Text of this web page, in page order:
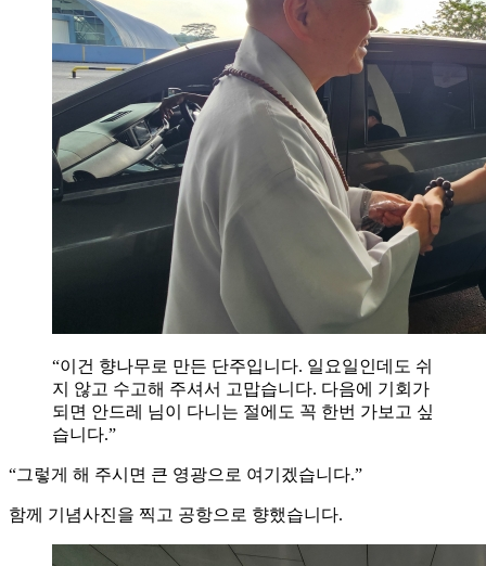
“이건 향나무로 만든 단주입니다. 일요일인데도 쉬
지 않고 수고해 주셔서 고맙습니다. 다음에 기회가
되면 안드레 님이 다니는 절에도 꼭 한번 가보고 싶
습니다.”
“그렇게 해 주시면 큰 영광으로 여기겠습니다.”
함께 기념사진을 찍고 공항으로 향했습니다.